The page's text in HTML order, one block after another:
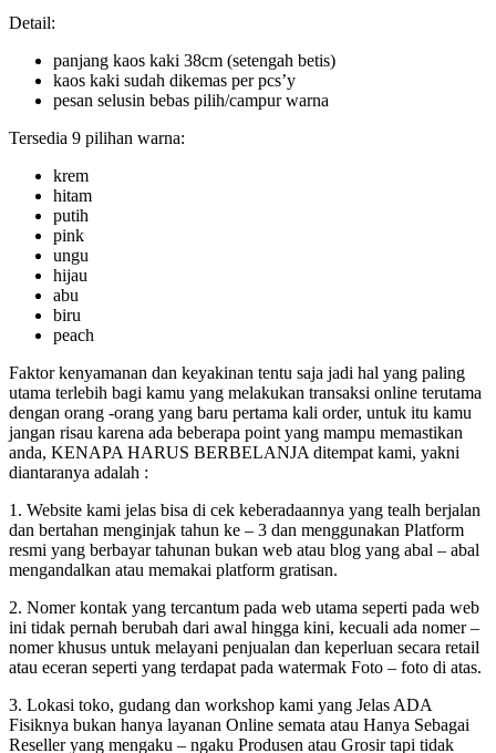
Detail:
panjang kaos kaki 38cm (setengah betis)
kaos kaki sudah dikemas per pcs’y
pesan selusin bebas pilih/campur warna
Tersedia 9 pilihan warna:
krem
hitam
putih
pink
ungu
hijau
abu
biru
peach
Faktor kenyamanan dan keyakinan tentu saja jadi hal yang paling
utama terlebih bagi kamu yang melakukan transaksi online terutama
dengan orang -orang yang baru pertama kali order, untuk itu kamu
jangan risau karena ada beberapa point yang mampu memastikan
anda, KENAPA HARUS BERBELANJA ditempat kami, yakni
diantaranya adalah :
1. Website kami jelas bisa di cek keberadaannya yang tealh berjalan
dan bertahan menginjak tahun ke – 3 dan menggunakan Platform
resmi yang berbayar tahunan bukan web atau blog yang abal – abal
mengandalkan atau memakai platform gratisan.
2. Nomer kontak yang tercantum pada web utama seperti pada web
ini tidak pernah berubah dari awal hingga kini, kecuali ada nomer –
nomer khusus untuk melayani penjualan dan keperluan secara retail
atau eceran seperti yang terdapat pada watermak Foto – foto di atas.
3. Lokasi toko, gudang dan workshop kami yang Jelas ADA
Fisiknya bukan hanya layanan Online semata atau Hanya Sebagai
Reseller yang mengaku – ngaku Produsen atau Grosir tapi tidak